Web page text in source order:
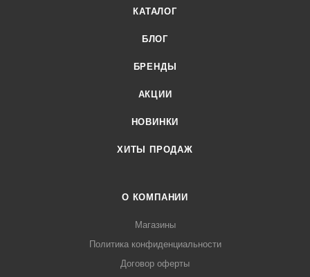
КАТАЛОГ
БЛОГ
БРЕНДЫ
АКЦИИ
НОВИНКИ
ХИТЫ ПРОДАЖ
О КОМПАНИИ
Магазины
Политика конфиденциальности
Договор оферты